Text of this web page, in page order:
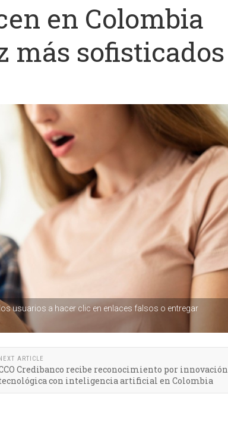
en Colombia
más sofisticados
usuarios a hacer clic en enlaces falsos o entregar
ARTICLE
Credibanco recibe reconocimiento por innovación
con inteligencia artificial en Colombia